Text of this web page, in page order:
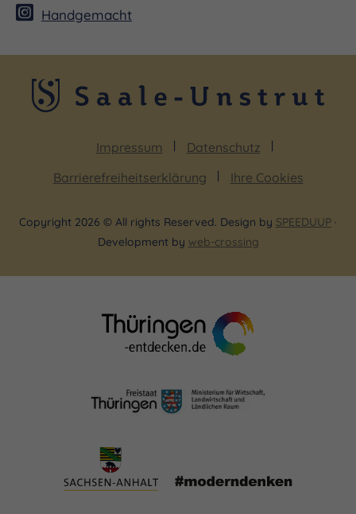
Handgemacht
Impressum
Datenschutz
Barrierefreiheitserklärung
Ihre Cookies
Copyright 2026 © All rights Reserved. Design by SPEEDUUP ·
Development by web-crossing